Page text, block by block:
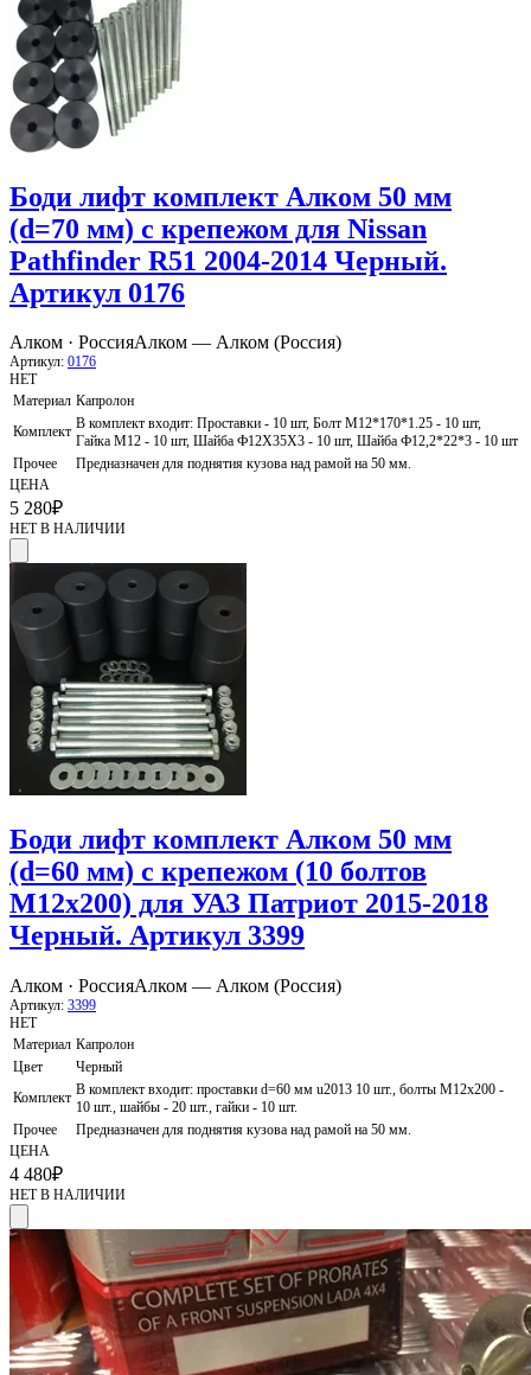
Боди лифт комплект Алком 50 мм
(d=70 мм) с крепежом для Nissan
Pathfinder R51 2004-2014 Черный.
Артикул 0176
Алком · РоссияАлком — Алком (Россия)
Артикул: 0176
НЕТ
Материал Капролон
Комплект В комплект входит: Проставки - 10 шт, Болт М12*170*1.25 - 10 шт,
Гайка М12 - 10 шт, Шайба Ф12Х35Х3 - 10 шт, Шайба Ф12,2*22*3 - 10 шт
Прочее
Предназначен для поднятия кузова над рамой на 50 мм.
ЦЕНА
5 280₽
НЕТ В НАЛИЧИИ
Боди лифт комплект Алком 50 мм
(d=60 мм) с крепежом (10 болтов
М12x200) для УАЗ Патриот 2015-2018
Черный. Артикул 3399
Алком · РоссияАлком — Алком (Россия)
Артикул: 3399
НЕТ
Материал Капролон
Цвет
Черный
Комплект В комплект входит: проставки d=60 мм u2013 10 шт., болты М12х200 -
10 шт., шайбы - 20 шт., гайки - 10 шт.
Прочее
Предназначен для поднятия кузова над рамой на 50 мм.
ЦЕНА
4 480₽
НЕТ В НАЛИЧИИ